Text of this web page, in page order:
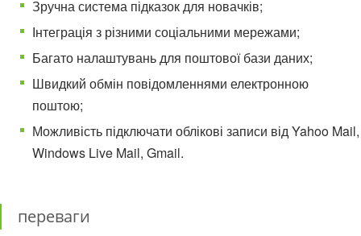
Зручна система підказок для новачків;
Інтеграція з різними соціальними мережами;
Багато налаштувань для поштової бази даних;
Швидкий обмін повідомленнями електронною
поштою;
Можливість підключати облікові записи від Yahoo Mail,
Windows Live Mail, Gmail.
переваги